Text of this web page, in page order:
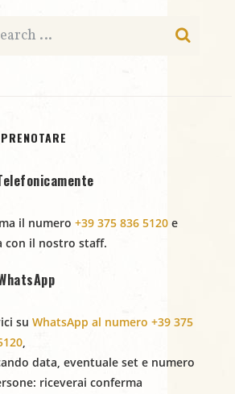
TYNERLY @JAZZINO
il numero +39 375 836 5120 e
con il nostro staff.
su WhatsApp al numero +39 375
,
data, eventuale set e numero
: riceverai conferma